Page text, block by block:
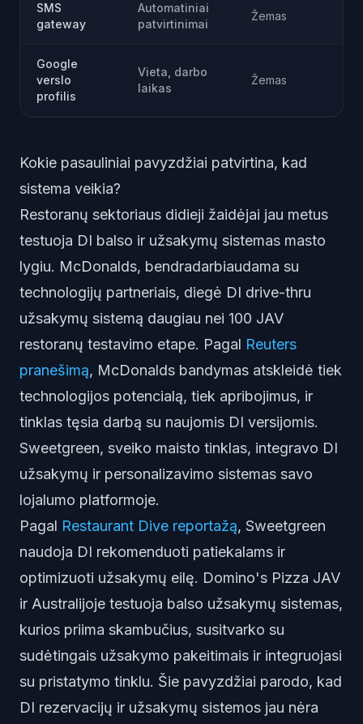
SMS
gateway
Automatiniai
patvirtinimai
Žemas
Google
verslo
profilis
Vieta, darbo
laikas
Žemas
Kokie pasauliniai pavyzdžiai patvirtina, kad
sistema veikia?
Restoranų sektoriaus didieji žaidėjai jau metus
testuoja DI balso ir užsakymų sistemas masto
lygiu. McDonalds, bendradarbiaudama su
technologijų partneriais, diegė DI drive-thru
užsakymų sistemą daugiau nei 100 JAV
restoranų testavimo etape. Pagal Reuters
pranešimą, McDonalds bandymas atskleidė tiek
technologijos potencialą, tiek apribojimus, ir
tinklas tęsia darbą su naujomis DI versijomis.
Sweetgreen, sveiko maisto tinklas, integravo DI
užsakymų ir personalizavimo sistemas savo
lojalumo platformoje.
Pagal Restaurant Dive reportažą, Sweetgreen
naudoja DI rekomenduoti patiekalams ir
optimizuoti užsakymų eilę. Domino's Pizza JAV
ir Australijoje testuoja balso užsakymų sistemas,
kurios priima skambučius, susitvarko su
sudėtingais užsakymo pakeitimais ir integruojasi
su pristatymo tinklu. Šie pavyzdžiai parodo, kad
DI rezervacijų ir užsakymų sistemos jau nėra